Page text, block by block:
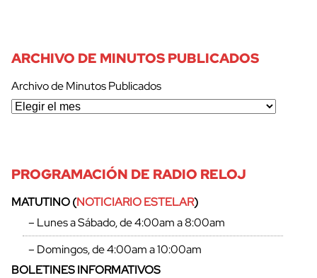
ARCHIVO DE MINUTOS PUBLICADOS
Archivo de Minutos Publicados
PROGRAMACIÓN DE RADIO RELOJ
MATUTINO (NOTICIARIO ESTELAR)
– Lunes a Sábado, de 4:00am a 8:00am
– Domingos, de 4:00am a 10:00am
BOLETINES INFORMATIVOS